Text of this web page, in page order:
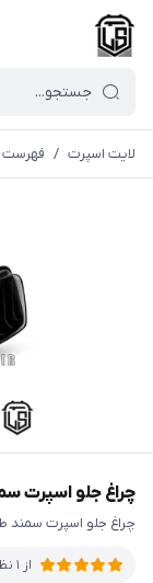
لایت اسپرت /
چراغ جلو اسپرت
چراغ جلو اسپرت سمند
از 1 نظر